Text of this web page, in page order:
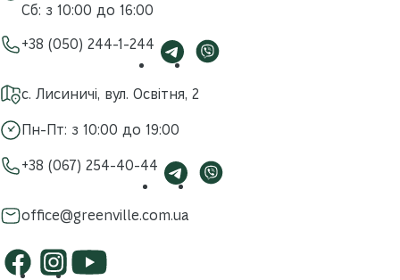
Сб: з 10:00 до 16:00
+38 (050) 244-1-244
с. Лисиничі, вул. Освітня, 2
Пн-Пт: з 10:00 до 19:00
+38 (067) 254-40-44
office@greenville.com.ua